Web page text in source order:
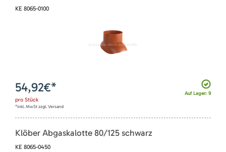
KE 8065-0100
Auf Lager: 9
54,92€*
pro Stück
*inkl. MwSt zzgl. Versand
Klöber Abgaskalotte 80/125 schwarz
KE 8065-0450